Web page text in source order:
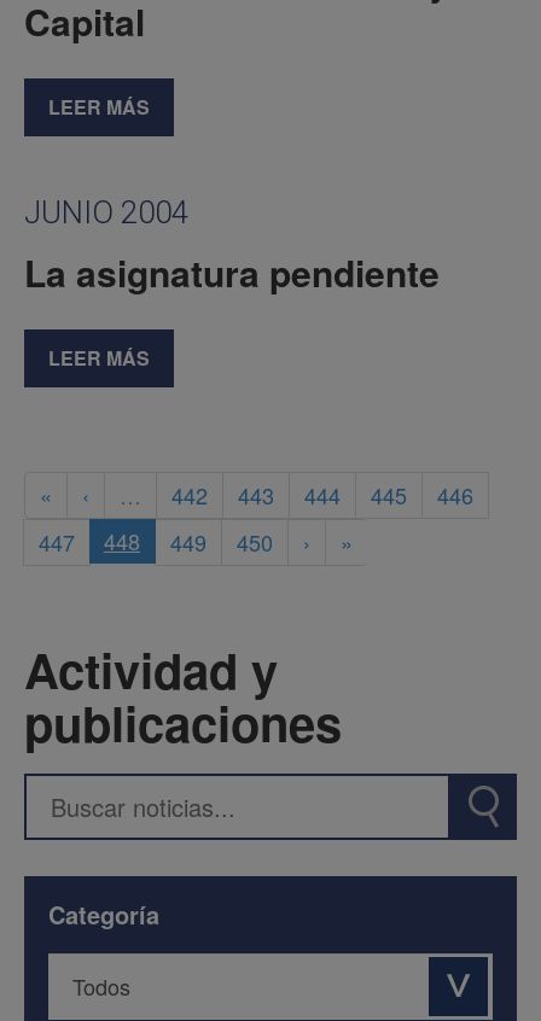
Capital
LEER MÁS
JUNIO 2004
La asignatura pendiente
LEER MÁS
« ‹ … 442 443 444 445
446
447
448 449 450 › »
Actividad y
publicaciones
Categoría